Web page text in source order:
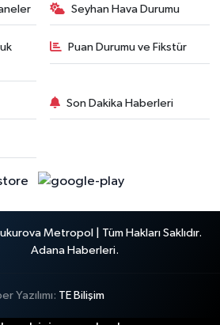
Seyhan Hava Durumu
Puan Durumu ve Fikstür
Son Dakika Haberleri
Metropol | Tüm Hakları Saklıdır.
Adana Haberleri.
Yazılımı: TE Bilişim